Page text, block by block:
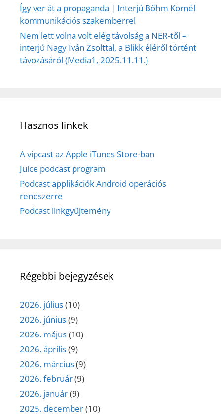
Így ver át a propaganda | Interjú Bőhm Kornél
kommunikációs szakemberrel
Nem lett volna volt elég távolság a NER-től –
interjú Nagy Iván Zsolttal, a Blikk éléről történt
távozásáról (Media1, 2025.11.11.)
Hasznos linkek
A vipcast az Apple iTunes Store-ban
Juice podcast program
Podcast applikációk Android operációs
rendszerre
Podcast linkgyűjtemény
Régebbi bejegyzések
2026. július(10)
2026. június(9)
2026. május(10)
2026. április(9)
2026. március(9)
2026. február(9)
2026. január(9)
2025. december(10)